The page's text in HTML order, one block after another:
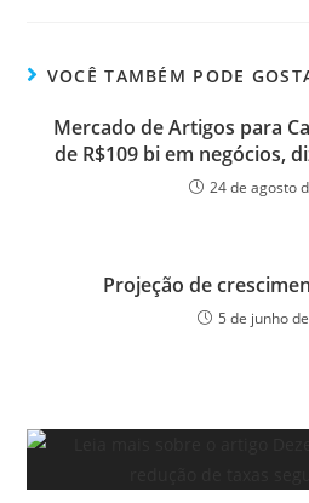
VOCÊ TAMBÉM PODE
Mercado de Artigos para
de R$109 bi em negócios,
24 de agosto
Projeção de
5 de junho